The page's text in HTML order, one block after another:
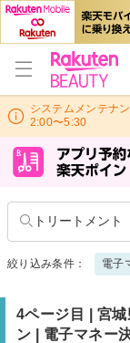
システムメンテナ
2:00〜5:30
トリートメント
絞り込み条件： 電子
4ページ目 | 宮
ン | 電子マネー